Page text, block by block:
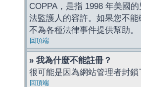
COPPA，是指 1998 年美國
法監護人的容許。如果您不
不為各種法律事件提供幫助。
回頂端
» 我為什麼不能註冊？
很可能是因為網站管理者封
回頂端